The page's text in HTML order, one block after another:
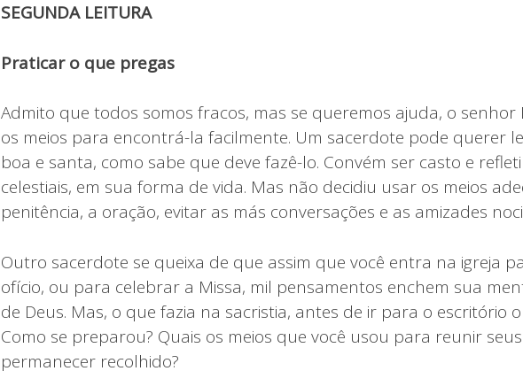
SEGUNDA LEITURA
Praticar o que pregas
Admito que todos somos fracos, mas se queremos ajuda, o senhor
os meios para encontrá-la facilmente. Um sacerdote pode querer
boa e santa, como sabe que deve fazê-lo. Convém ser casto e
celestiais, em sua forma de vida. Mas não decidiu usar os meios
penitência, a oração, evitar as más conversações e as amizades
Outro sacerdote se queixa de que assim que você entra na igreja
ofício, ou para celebrar a Missa, mil pensamentos enchem sua
de Deus. Mas, o que fazia na sacristia, antes de ir para o escritório
Como se preparou? Quais os meios que você usou para reunir
permanecer recolhido?